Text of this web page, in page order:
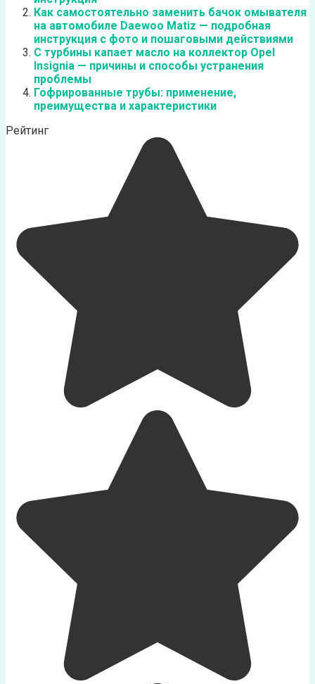
Как самостоятельно заменить бачок омывателя
на автомобиле Daewoo Matiz — подробная
инструкция с фото и пошаговыми действиями
С турбины капает масло на коллектор Opel
Insignia — причины и способы устранения
проблемы
Гофрированные трубы: применение,
преимущества и характеристики
Рейтинг